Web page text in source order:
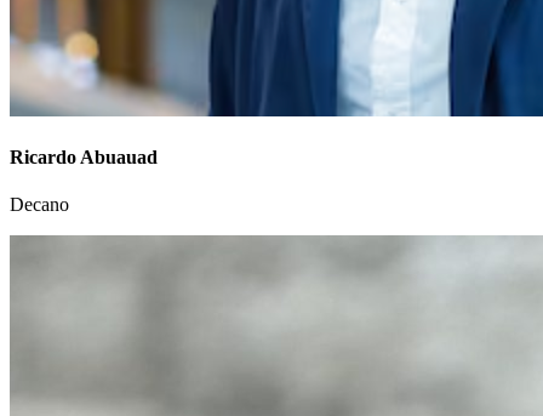
Ricardo Abuauad
Decano